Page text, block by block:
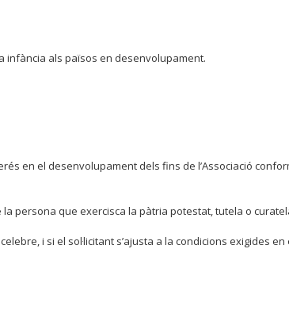
infància als països en desenvolupament.
en el desenvolupament dels fins de l’Associació
persona que exercisca la pàtria potestat, tutela o
i si el sol·licitant s’ajusta a la condicions exigides en